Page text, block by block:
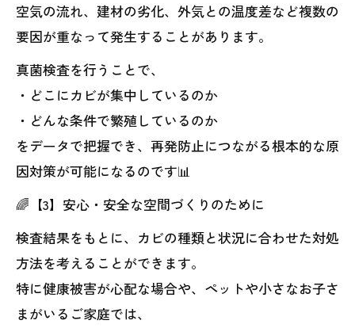
空気の流れ、建材の劣化、外気との温度差など複数の
要因が重なって発生することがあります。
真菌検査を行うことで、
・どこにカビが集中しているのか
・どんな条件で繁殖しているのか
をデータで把握でき、再発防止につながる根本的な原
因対策が可能になるのです📊
🌈【3】安心・安全な空間づくりのために
検査結果をもとに、カビの種類と状況に合わせた対処
方法を考えることができます。
特に健康被害が心配な場合や、ペットや小さなお子さ
まがいるご家庭では、